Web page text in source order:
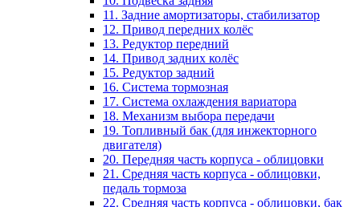
11. Задние амортизаторы, стабилизатор
12. Привод передних колёс
13. Редуктор передний
14. Привод задних колёс
15. Редуктор задний
16. Система тормозная
17. Система охлаждения вариатора
18. Механизм выбора передачи
19. Топливный бак (для инжекторного
двигателя)
20. Передняя часть корпуса - облицовки
21. Средняя часть корпуса - облицовки,
педаль тормоза
22. Средняя часть корпуса - облицовки, бак